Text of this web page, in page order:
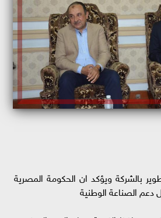
بالشركة ويؤكد ان الحكومة المصرية
دعم الصناعة الوطنية